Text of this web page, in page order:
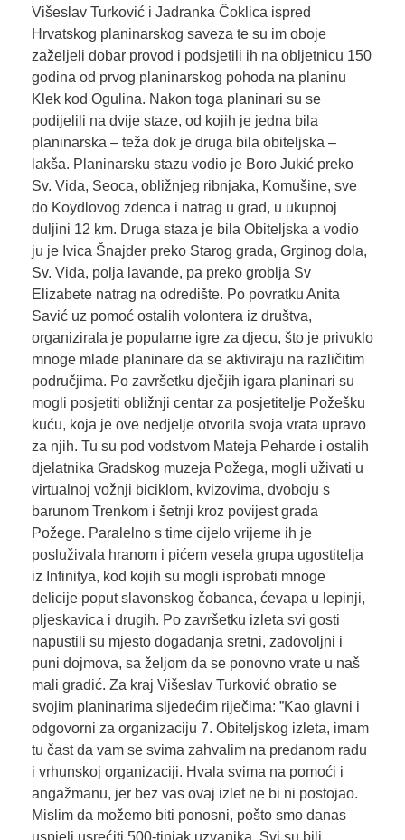
Višeslav Turković i Jadranka Čoklica ispred
Hrvatskog planinarskog saveza te su im oboje
zaželjeli dobar provod i podsjetili ih na obljetnicu 150
godina od prvog planinarskog pohoda na planinu
Klek kod Ogulina. Nakon toga planinari su se
podijelili na dvije staze, od kojih je jedna bila
planinarska – teža dok je druga bila obiteljska –
lakša. Planinarsku stazu vodio je Boro Jukić preko
Sv. Vida, Seoca, obližnjeg ribnjaka, Komušine, sve
do Koydlovog zdenca i natrag u grad, u ukupnoj
duljini 12 km. Druga staza je bila Obiteljska a vodio
ju je Ivica Šnajder preko Starog grada, Grginog dola,
Sv. Vida, polja lavande, pa preko groblja Sv
Elizabete natrag na odredište. Po povratku Anita
Savić uz pomoć ostalih volontera iz društva,
organizirala je popularne igre za djecu, što je privuklo
mnoge mlade planinare da se aktiviraju na različitim
područjima. Po završetku dječjih igara planinari su
mogli posjetiti obližnji centar za posjetitelje Požešku
kuću, koja je ove nedjelje otvorila svoja vrata upravo
za njih. Tu su pod vodstvom Mateja Peharde i ostalih
djelatnika Gradskog muzeja Požega, mogli uživati u
virtualnoj vožnji biciklom, kvizovima, dvoboju s
barunom Trenkom i šetnji kroz povijest grada
Požege. Paralelno s time cijelo vrijeme ih je
posluživala hranom i pićem vesela grupa ugostitelja
iz Infinitya, kod kojih su mogli isprobati mnoge
delicije poput slavonskog čobanca, ćevapa u lepinji,
pljeskavica i drugih. Po završetku izleta svi gosti
napustili su mjesto događanja sretni, zadovoljni i
puni dojmova, sa željom da se ponovno vrate u naš
mali gradić. Za kraj Višeslav Turković obratio se
svojim planinarima sljedećim riječima: ”Kao glavni i
odgovorni za organizaciju 7. Obiteljskog izleta, imam
tu čast da vam se svima zahvalim na predanom radu
i vrhunskoj organizaciji. Hvala svima na pomoći i
angažmanu, jer bez vas ovaj izlet ne bi ni postojao.
Mislim da možemo biti ponosni, pošto smo danas